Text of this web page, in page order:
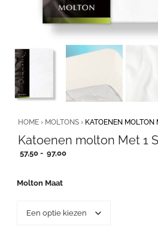
HOME › MOLTONS › KATOENEN MOLTON
Katoenen molton Met 1
57,50 - 97,00Prijsklasse:
Molton Maat